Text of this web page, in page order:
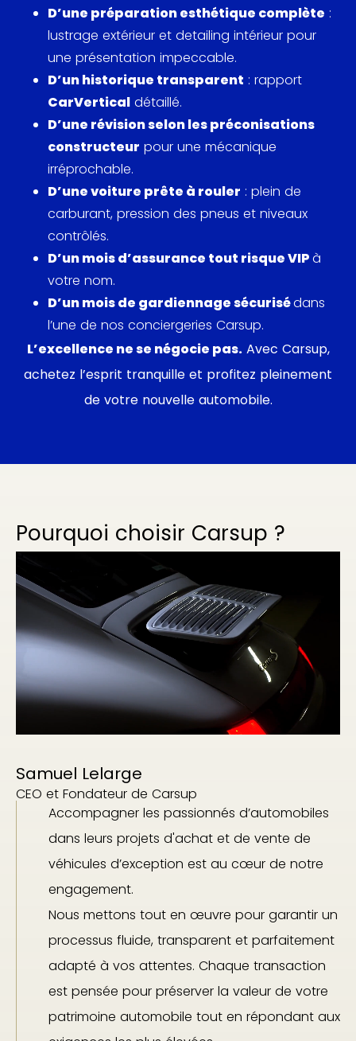
D’une préparation esthétique complète :
lustrage extérieur et detailing intérieur pour
une présentation impeccable.
D’un historique transparent : rapport
CarVertical détaillé.
D’une révision selon les préconisations
constructeur pour une mécanique
irréprochable.
D’une voiture prête à rouler : plein de
carburant, pression des pneus et niveaux
contrôlés.
D’un mois d’assurance tout risque VIPà
votre nom.
D’un mois de gardiennage sécurisédans
l’une de nos conciergeries Carsup.
L’excellence ne se négocie pas.Avec Carsup,
achetez l’esprit tranquille et profitez pleinement
de votre nouvelle automobile.
Pourquoi choisir Carsup ?
Samuel Lelarge
CEO et Fondateur de Carsup
Accompagner les passionnés d’automobiles
dans leurs projets d'achat et de vente de
véhicules d’exception est au cœur de notre
engagement.
Nous mettons tout en œuvre pour garantir un
processus fluide, transparent et parfaitement
adapté à vos attentes. Chaque transaction
est pensée pour préserver la valeur de votre
patrimoine automobile tout en répondant aux